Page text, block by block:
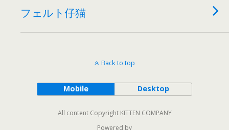
フェルト仔猫
Back to top
Mobile Desktop
All content Copyright KITTEN COMPANY
Powered by